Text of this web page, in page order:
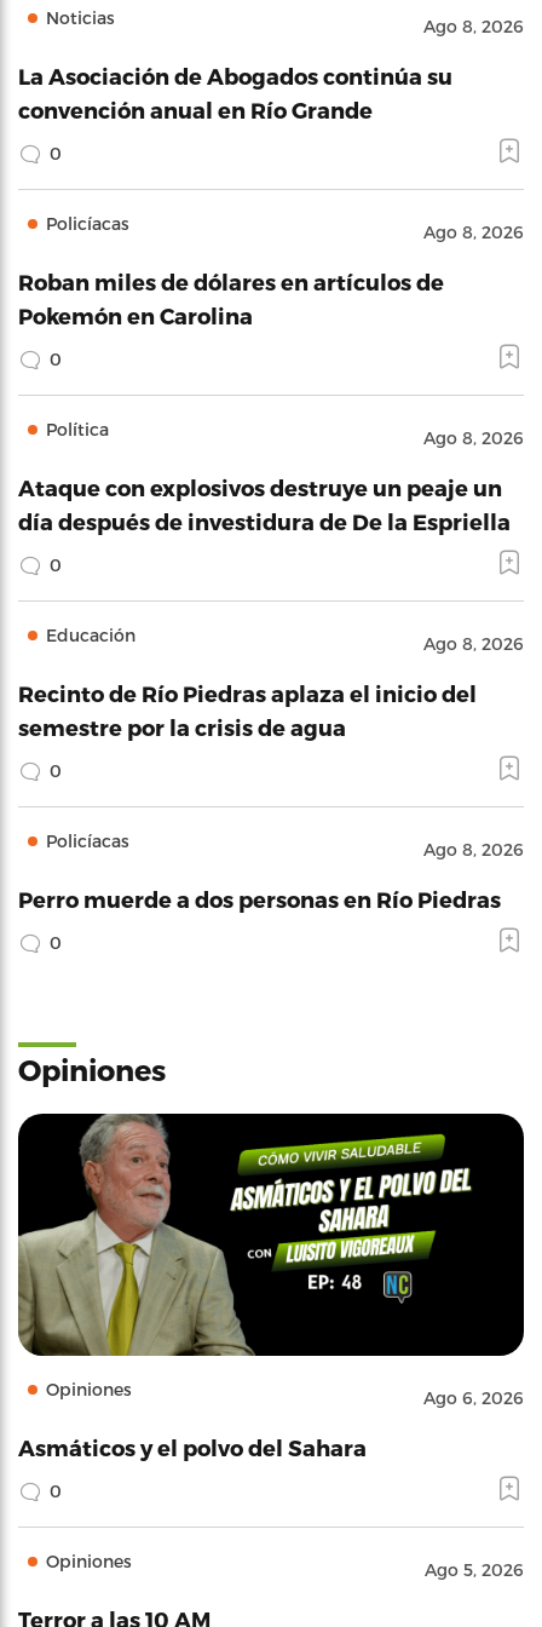
Noticias Ago 8, 2026
La Asociación de Abogados continúa su
convención anual en Río Grande
0
Policíacas Ago 8, 2026
Roban miles de dólares en artículos de
Pokemón en Carolina
0
Política Ago 8, 2026
Ataque con explosivos destruye un peaje un
día después de investidura de De la Espriella
0
Educación Ago 8, 2026
Recinto de Río Piedras aplaza el inicio del
semestre por la crisis de agua
0
Policíacas Ago 8, 2026
Perro muerde a dos personas en Río Piedras
0
Opiniones
Opiniones Ago 6, 2026
Asmáticos y el polvo del Sahara
0
Opiniones Ago 5, 2026
Terror a las 10 AM